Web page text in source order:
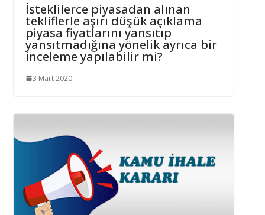
İsteklilerce piyasadan alınan
tekliflerle aşırı düşük açıklama
piyasa fiyatlarını yansıtıp
yansıtmadığına yönelik ayrıca bir
inceleme yapılabilir mi?
3 Mart 2020